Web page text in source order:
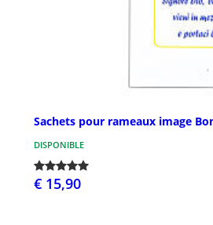
Sachets pour rameaux image
DISPONIBLE
€ 15,90